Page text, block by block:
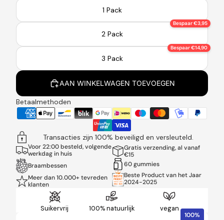
1 Pack
2 Pack
Bespaar €3,95
3 Pack
Bespaar €14,90
AAN WINKELWAGEN TOEVOEGEN
Betaalmethoden
Transacties zijn 100% beveiligd en versleuteld.
Voor 22:00 besteld, volgende
werkdag in huis
Braambessen
Meer dan 10.000+ tevreden
klanten
Gratis verzending, al vanaf
€15
60 gummies
Beste Product van het Jaar
2024-2025
Suikervrij 100% natuurlijk vegan
100%